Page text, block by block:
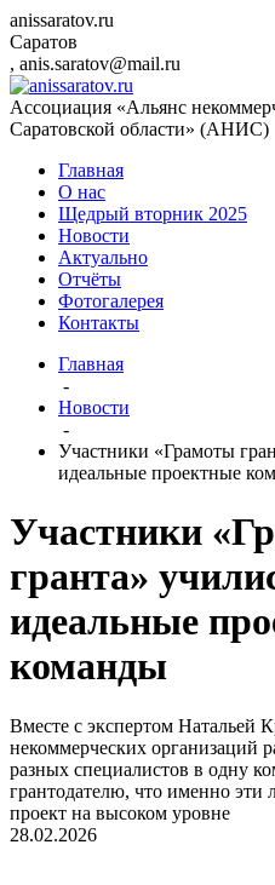
anissaratov.ru
Саратов
, anis.saratov@mail.ru
Ассоциация «Альянс
Саратовской области» (АНИС)
Главная
О нас
Щедрый вторник 2025
Новости
Актуально
Отчёты
Фотогалерея
Контакты
Главная
-
Новости
-
Участники «Грамоты
идеальные проектные
Участники
гранта»
идеальные
команды
Вместе с экспертом Натальей
некоммерческих организаций
разных специалистов в одну
грантодателю, что именно эти
проект на высоком уровне
28.02.2026